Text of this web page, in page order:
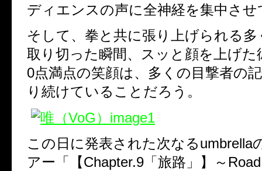
ディエンスの声に全神経を集中させ
そして、拳と共に張り上げられる
取り切った瞬間、
スッと顔を上げた
0点満点の笑顔は、多くの目撃者の
り続けていることだろう。
この日に発表された次なるumbrella
アー「【Chapter.9 「旅路」】～